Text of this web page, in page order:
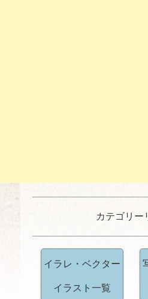
カテゴリー
イラレ・ベクター
イラスト一覧